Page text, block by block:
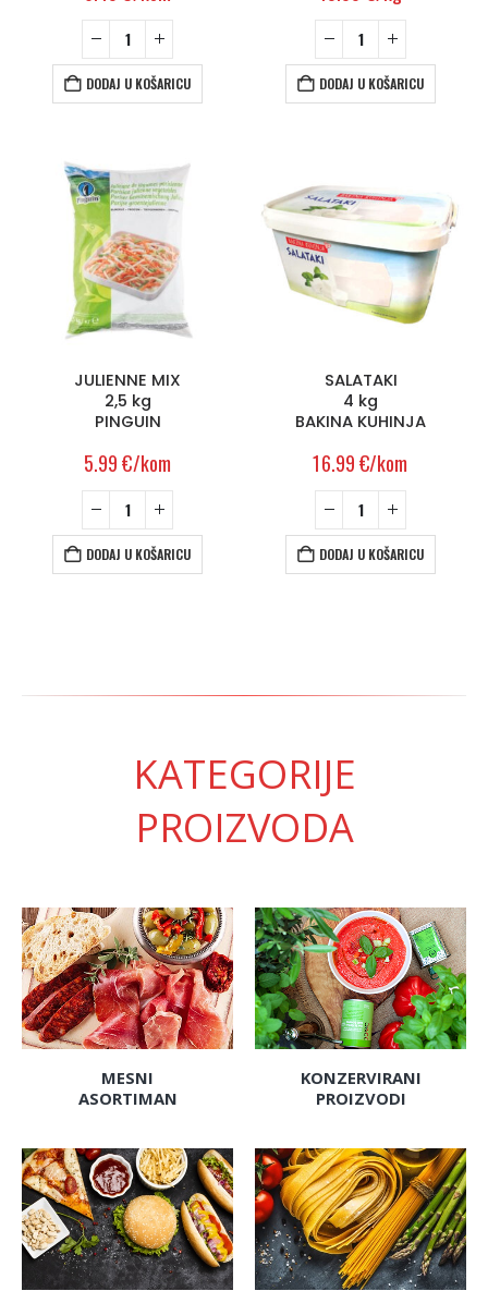
DODAJ U KOŠARICU DODAJ U KOŠARICU
JULIENNE MIX
2,5 kg
PINGUIN
5.99€/kom
DODAJ U KOŠARICU
SALATAKI
4 kg
BAKINA KUHINJA
16.99€/kom
DODAJ U KOŠARICU
KATEGORIJE
PROIZVODA
MESNI
ASORTIMAN
KONZERVIRANI
PROIZVODI